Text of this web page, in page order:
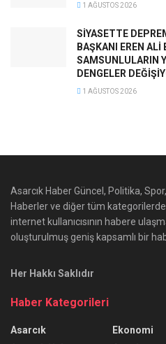
1 AĞUSTOS 2026
SİYASETTE
BAŞKANI EREN
SAMSUNLULARIN
DENGELER
1 AĞUSTOS 2026
Asarcık Haber Güncel, Politika,
Haberler ve diğer tüm
internet kullanıcısının habere
oluşturulmuş geniş kapsamlı bir
Her Hakkı Saklıdır
Haber Kategorileri
Asarcık
Ekonomi